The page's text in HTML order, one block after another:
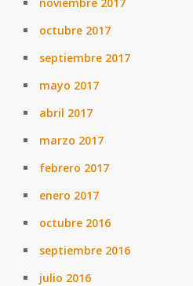
octubre 2017
septiembre 2017
mayo 2017
abril 2017
marzo 2017
febrero 2017
enero 2017
octubre 2016
septiembre 2016
julio 2016